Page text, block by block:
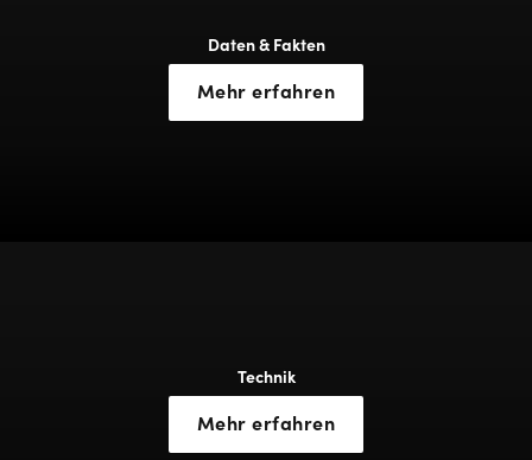
Daten & Fakten
Mehr erfahren
Technik
Mehr erfahren